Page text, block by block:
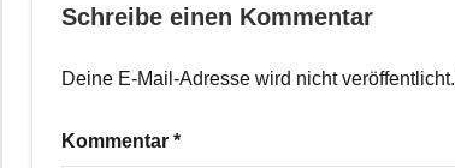
Schreibe einen Kommentar
Deine E-Mail-Adresse wird nicht veröffentlicht.
Kommentar *